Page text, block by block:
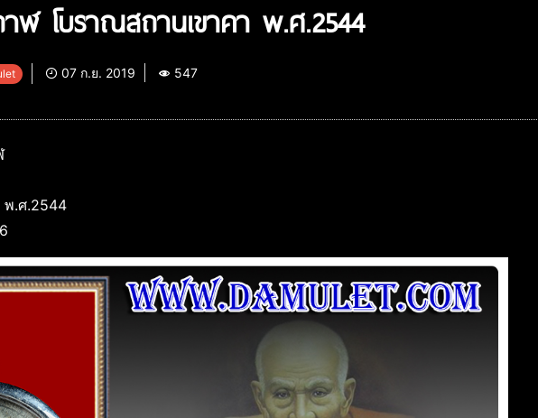
ฬ โบราณสถานเขาคา พ.ศ.2544
07 ก.ย. 2019 547
พ.ศ.2544